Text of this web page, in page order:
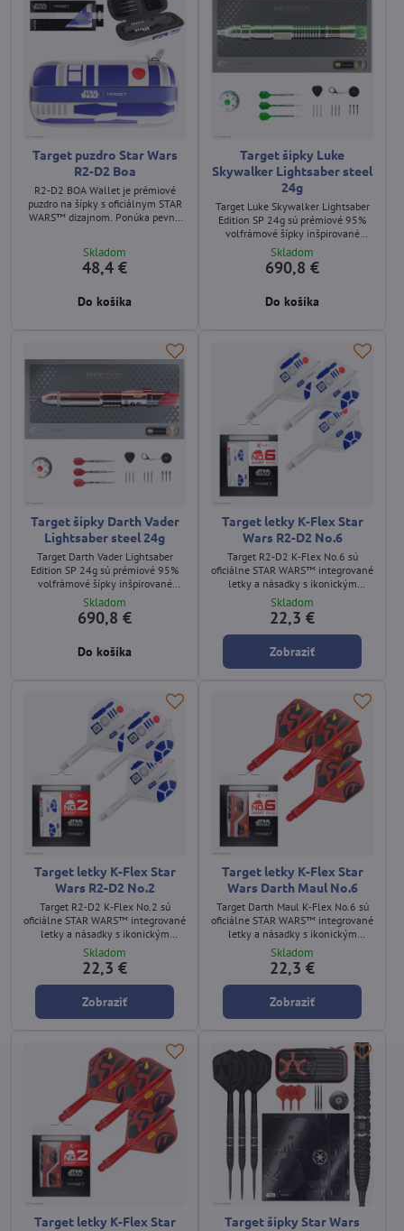
Target puzdro Star Wars
R2-D2 Boa
R2‑D2 BOA Wallet je prémiové
puzdro na šípky s oficiálnym STAR
WARS™ dizajnom. Ponúka pevnú
Skladom
48,4 €
Do košíka
Target šípky Luke
Skywalker Lightsaber steel
24g
Target Luke Skywalker Lightsaber
Edition SP 24g sú prémiové 95%
volfrámové šípky inšpirované
zeleným svetelným mečom Luka
Skywalkera. Obsahujú Swiss Point
systém, 9 hrotov, 2BA Swiss
hroty, stojan a 1‑mesačné členstvo
Skladom
690,8 €
Do košíka
Target šípky Darth Vader
Lightsaber steel 24g
Target Darth Vader Lightsaber
Edition SP 24g sú prémiové 95%
volfrámové šípky inšpirované
svetelným mečom Darth Vadera.
Obsahujú 9 Swiss Point hrotov, 2BA
Swiss Converter, 3 oceľové
1‑mesačné členstvo DartCounter.
Skladom
690,8 €
Do košíka
Target letky K-Flex Star
Wars R2-D2 No.6
Target R2‑D2 K‑Flex No.6 sú
oficiálne STAR WARS™ integrované
letky a násadky s ikonickým
modro‑bielym dizajnom droida
R2‑D2. Slim tvar No.6 a tri
dostupné dĺžky shaftov umožňujú
rýchlejší a presnejší let.
Skladom
22,3 €
Zobraziť
Target letky K-Flex Star
Wars R2-D2 No.2
Target R2‑D2 K‑Flex No.2 sú
oficiálne STAR WARS™ integrované
letky a násadky s ikonickým
modro‑bielym dizajnom droida
R2‑D2. K‑Flex systém je dostupný v
troch dĺžkach.
Skladom
22,3 €
Zobraziť
Target letky K-Flex Star
Wars Darth Maul No.6
Target Darth Maul K‑Flex No.6 sú
oficiálne STAR WARS™ integrované
letky a násadky s ikonickým
červeno‑čiernym dizajnom Darth
Maula. K‑Flex systém je dostupný v
troch dĺžkach.
Skladom
22,3 €
Zobraziť
Target letky K-Flex Star
Target šípky Star Wars